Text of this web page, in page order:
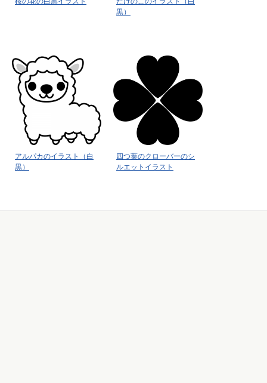
黒）
アルパカのイラスト（白
黒）
四つ葉のクローバーのシ
ルエットイラスト